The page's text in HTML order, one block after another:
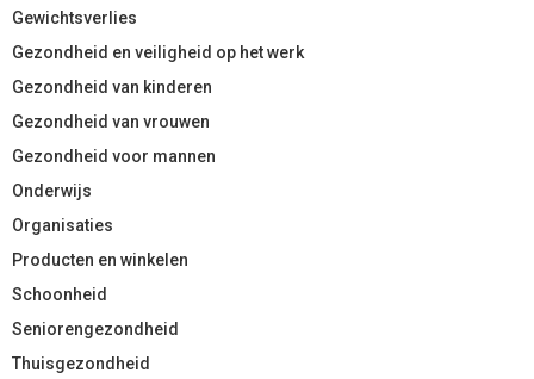
Gewichtsverlies
Gezondheid en veiligheid op het werk
Gezondheid van kinderen
Gezondheid van vrouwen
Gezondheid voor mannen
Onderwijs
Organisaties
Producten en winkelen
Schoonheid
Seniorengezondheid
Thuisgezondheid